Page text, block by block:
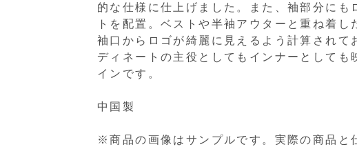
的な仕様に仕上げました。また、袖部分にも
トを配置。ベストや半袖アウターと重ね着し
袖口からロゴが綺麗に見えるよう計算されて
ディネートの主役としてもインナーとしても
インです。
中国製
※商品の画像はサンプルです。実際の商品と